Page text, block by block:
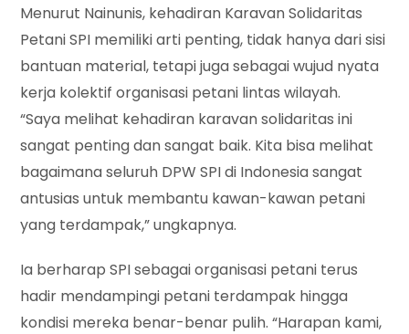
Menurut Nainunis, kehadiran Karavan Solidaritas
Petani SPI memiliki arti penting, tidak hanya dari sisi
bantuan material, tetapi juga sebagai wujud nyata
kerja kolektif organisasi petani lintas wilayah.
“Saya melihat kehadiran karavan solidaritas ini
sangat penting dan sangat baik. Kita bisa melihat
bagaimana seluruh DPW SPI di Indonesia sangat
antusias untuk membantu kawan-kawan petani
yang terdampak,” ungkapnya.
Ia berharap SPI sebagai organisasi petani terus
hadir mendampingi petani terdampak hingga
kondisi mereka benar-benar pulih. “Harapan kami,